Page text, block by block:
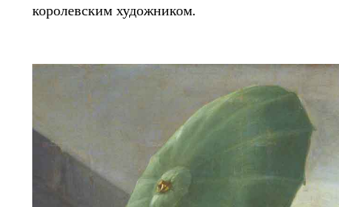
королевским художником.